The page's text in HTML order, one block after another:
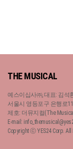
THE MUSICAL
예스이십사㈜, 대표: 김석
서울시 영등포구 은행로
제호: 더뮤지컬(The
E-mail:
Copyright ⓒ YES24 Corp. All